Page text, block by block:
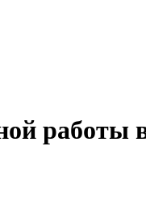
работы